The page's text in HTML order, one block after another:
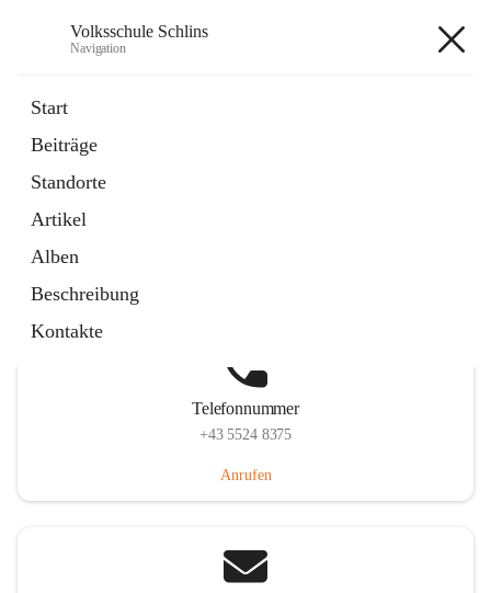
Volksschule Schlins
Navigation
Start
Beiträge
Standorte
Artikel
Alben
Beschreibung
Kontakte
Telefonnummer
+43 5524 8375
Anrufen